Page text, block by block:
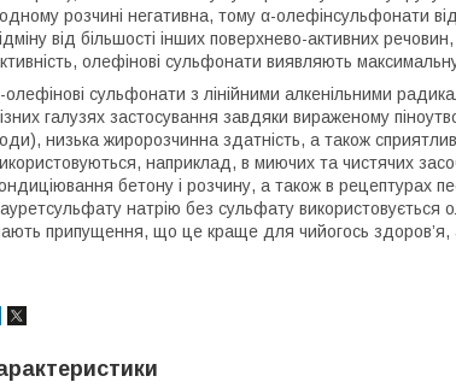
розчині негативна, тому α-олефінсульфонати
від більшості інших поверхнево-активних
олефінові сульфонати виявляють
олефінові сульфонати з лінійними алкенільними
галузях застосування завдяки вираженому
низька жиророзчинна здатність, а також
наприклад, в миючих та чистячих
бетону і розчину, а також в рецептурах
натрію без сульфату використовується
припущення, що це краще для чийогось